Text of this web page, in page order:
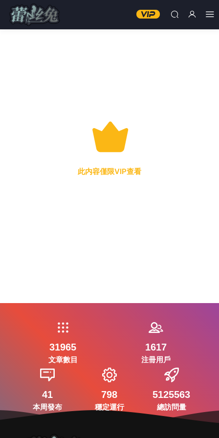
此内容僅限VIP查看
31965
文章數目
1617
注冊用戶
41
本周發布
798
穩定運行
5125563
總訪問量